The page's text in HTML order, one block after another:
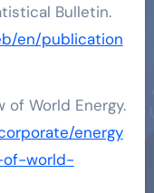
Bulletin.
en/publication
of World Energy.
energy
of-world-